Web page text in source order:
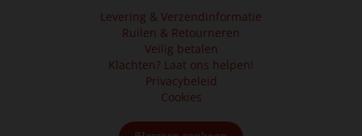
Levering & Verzendinformatie
Ruilen & Retourneren
Veilig betalen
Klachten? Laat ons helpen!
Privacybeleid
Cookies